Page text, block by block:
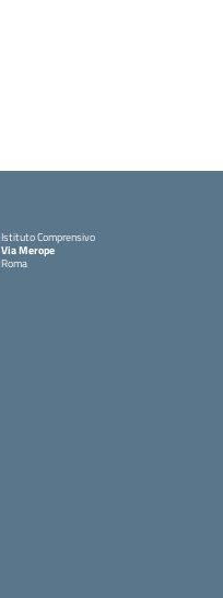
Istituto Comprensivo
Via Merope
Roma